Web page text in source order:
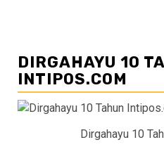
DIRGAHAYU 10
INTIPOS.COM
Dirgahayu 10